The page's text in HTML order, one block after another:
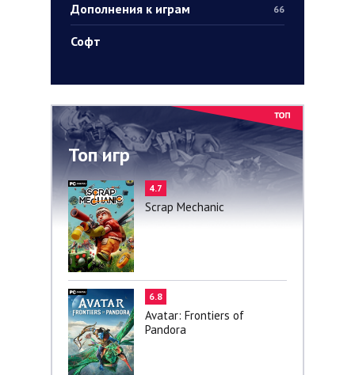
Дополнения к играм 66
Софт
Топ игр
4.7
Scrap Mechanic
6.8
Avatar: Frontiers of
Pandora